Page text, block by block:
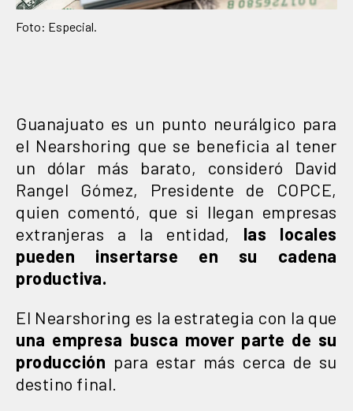
Foto: Especial.
Guanajuato es un punto neurálgico para
el Nearshoring que se beneficia al tener
un dólar más barato, consideró David
Rangel Gómez, Presidente de COPCE,
quien comentó, que si llegan empresas
extranjeras a la entidad,
las locales
pueden insertarse en su cadena
productiva.
El Nearshoring es la estrategia con la que
una empresa busca mover parte de su
producción para estar más cerca de su
destino final.